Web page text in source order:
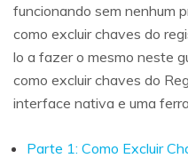
Outros Produtos
Repairit - Reparar
UBackit - Backup de
funcionando sem nenhum
como excluir chaves do
lo a fazer o mesmo neste
como excluir chaves do
interface nativa e uma
Parte 1: Como Excluir